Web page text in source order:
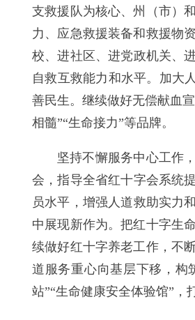
支救援队为核心、州（市）
力、应急救援装备和救援物
校、进社区、进党政机关、
自救互救能力和水平。加大
善民生。继续做好无偿献血
相髓”“生命接力”等品牌。
坚持不懈服务中心工作
会，指导全省红十字会系统
员水平，增强人道救助实力
中展现新作为。把红十字生
续做好红十字养老工作，不
道服务重心向基层下移，构
站”“生命健康安全体验馆”，